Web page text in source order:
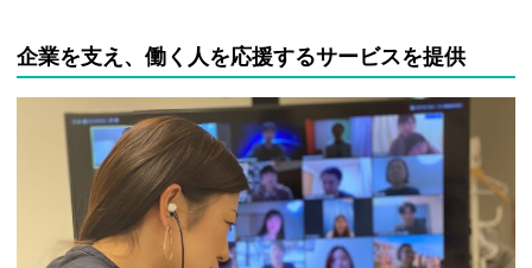
企業を支え、働く人を応援するサービスを提供